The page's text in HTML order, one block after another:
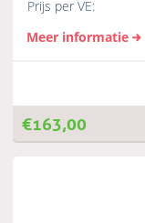
Prijs per VE:
Meer informatie
€163,00